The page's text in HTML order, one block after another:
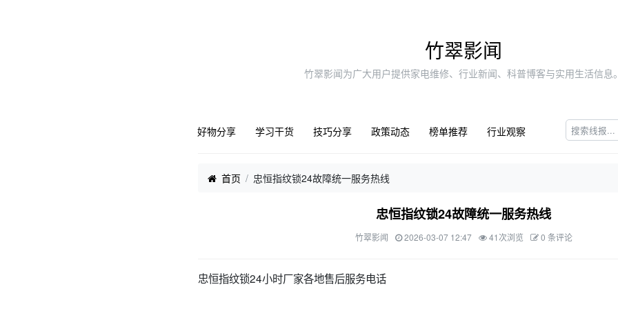
竹翠影闻
竹翠影闻为广大用户提供家电维修、行业新闻、科普博客与实用生活信息
好物分享 学习干货 技巧分享 政策动态 榜单推荐 行业观察
首页 忠恒指纹锁24故障统一服务热线
忠恒指纹锁24故障统一服务热线
竹翠影闻 2026-03-07 12:47 41次浏览 0 条评论
忠恒指纹锁24小时厂家各地售后服务电话